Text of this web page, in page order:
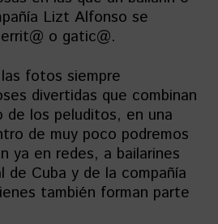
Lizt Alfonso se
o gatic@.
fotos siempre
divertidas que combinan
de los peluditos, en una
de muy poco podremos
ya en redes, a bailarines
de Cuba y de la compañía
también forman parte